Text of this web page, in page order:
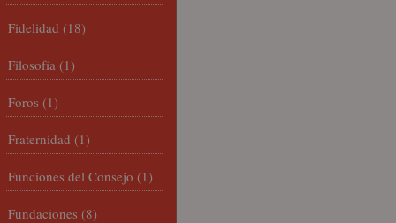
Fidelidad (18)
Filosofía (1)
Foros (1)
Fraternidad (1)
Funciones del Consejo (1)
Fundaciones (8)